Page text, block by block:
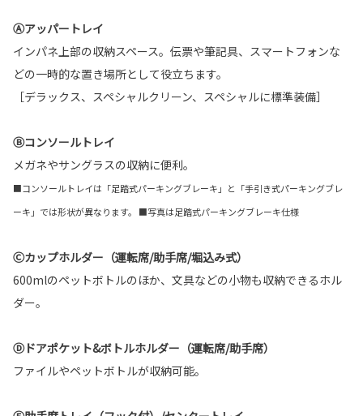
Ⓐアッパートレイ
インパネ上部の収納スペース。伝票や筆記具、スマートフォンな
どの一時的な置き場所として役立ちます。
［デラックス、スペシャルクリーン、スペシャルに標準装備］
Ⓑコンソールトレイ
メガネやサングラスの収納に便利。
■コンソールトレイは「足踏式パーキングブレーキ」と「手引き式パーキングブレ
ーキ」では形状が異なります。 ■写真は足踏式パーキングブレーキ仕様
Ⓒカップホルダー（運転席/助手席/堀込み式）
600mlのペットボトルのほか、文具などの小物も収納できるホル
ダー。
Ⓓドアポケット&ボトルホルダー（運転席/助手席）
ファイルやペットボトルが収納可能。